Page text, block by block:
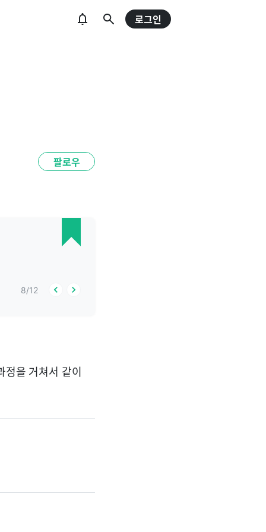
로그인
팔로우
8/12
을 거쳐서 같이